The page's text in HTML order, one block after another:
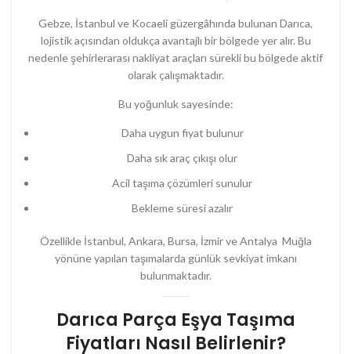
Gebze, İstanbul ve Kocaeli güzergâhında bulunan Darıca,
lojistik açısından oldukça avantajlı bir bölgede yer alır. Bu
nedenle şehirlerarası nakliyat araçları sürekli bu bölgede aktif
olarak çalışmaktadır.
Bu yoğunluk sayesinde:
Daha uygun fiyat bulunur
Daha sık araç çıkışı olur
Acil taşıma çözümleri sunulur
Bekleme süresi azalır
Özellikle İstanbul, Ankara, Bursa, İzmir ve Antalya Muğla
yönüne yapılan taşımalarda günlük sevkiyat imkanı
bulunmaktadır.
Darıca Parça Eşya Taşıma
Fiyatları Nasıl Belirlenir?